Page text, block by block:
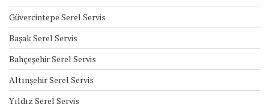
Güvercintepe Serel Servis
Başak Serel Servis
Bahçeşehir Serel Servis
Altınşehir Serel Servis
Yıldız Serel Servis